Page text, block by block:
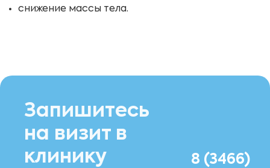
снижение массы тела.
Запишитесь
на визит в
клинику
8 (3466)